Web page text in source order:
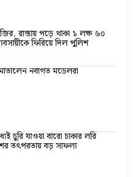
রাস্তায় পড়ে থাকা ১ লক্ষ ৬০
ফিরিয়ে দিল পুলিশ
মাতালেন নবাগত মডেলরা
চুরি যাওয়া বারো চাকার লরি
তৎপরতায় বড় সাফল্য